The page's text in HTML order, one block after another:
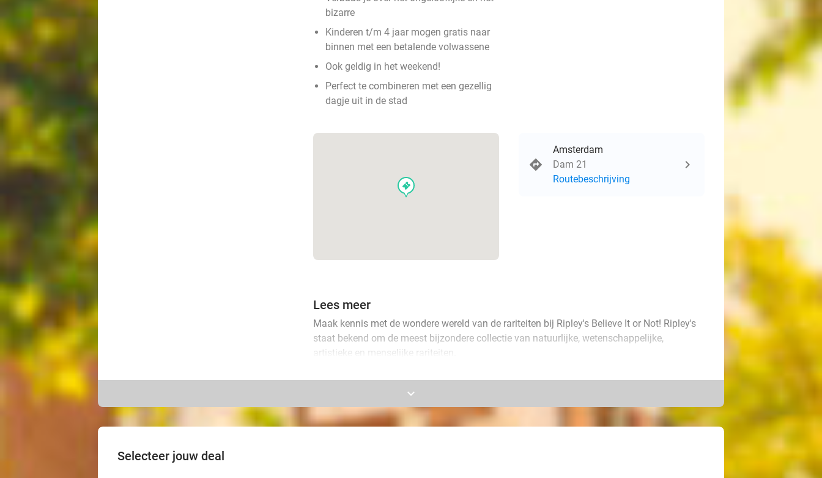
bizarre
Kinderen t/m 4 jaar mogen gratis naar
binnen met een betalende volwassene
Ook geldig in het weekend!
Perfect te combineren met een gezellig
dagje uit in de stad
events
Amsterdam
Dam 21
Routebeschrijving
Lees meer
Maak kennis met de wondere wereld van de rariteiten bij Ripley's Believe It or Not! Ripley's
staat bekend om de meest bijzondere collectie van natuurlijke, wetenschappelijke,
artistieke en menselijke rariteiten.
Treed binnen bij Ripley's en verken de verdiepingen vol verwonderingen. Op de bovenste
verdieping kan je bijkomen in de lounge onder het genot van een warm of koud drankje en
snacks. Treed binnen in de wereld van het ongelooflijke en het bizarre!
keyboard_arrow_down
Selecteer jouw deal